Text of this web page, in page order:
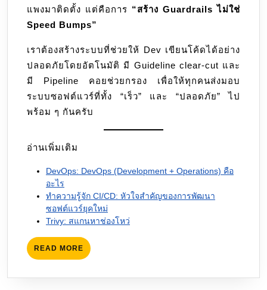
แพงมาติดตั้ง แต่คือการ “สร้าง Guardrails ไม่ใช่
Speed Bumps”
เราต้องสร้างระบบที่ช่วยให้ Dev เขียนโค้ดได้อย่าง
ปลอดภัยโดยอัตโนมัติ มี Guideline clear-cut และ
มี Pipeline คอยช่วยกรอง เพื่อให้ทุกคนส่งมอบ
ระบบซอฟต์แวร์ที่ทั้ง “เร็ว” และ “ปลอดภัย” ไป
พร้อม ๆ กันครับ
อ่านเพิ่มเติม
DevOps: DevOps (Development + Operations) คือ
อะไร
ทำความรู้จัก CI/CD: หัวใจสำคัญของการพัฒนา
ซอฟต์แวร์ยุคใหม่
Trivy: สแกนหาช่องโหว่
READ MORE READ
MORE